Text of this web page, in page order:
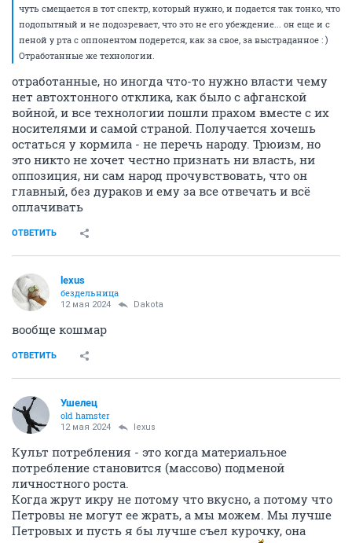
чуть смещается в тот спектр, который нужно, и подается так тонко, что
подопытный и не подозревает, что это не его убеждение... он еще и с
пеной у рта с оппонентом подерется, как за свое, за выстраданное : )
Отработанные же технологии.
отработанные, но иногда что-то нужно власти чему
нет автохтонного отклика, как было с афганской
войной, и все технологии пошли прахом вместе с их
носителями и самой страной. Получается хочешь
остаться у кормила - не перечь народу. Трюизм, но
это никто не хочет честно признать ни власть, ни
оппозиция, ни сам народ прочувствовать, что он
главный, без дураков и ему за все отвечать и всё
оплачивать
ОТВЕТИТЬ
lexus
бездельница
12 мая 2024 Dаkota
вообще кошмар
ОТВЕТИТЬ
Ушелец
old hamster
12 мая 2024 lexus
Культ потребления - это когда материальное
потребление становится (массово) подменой
личностного роста.
Когда жрут икру не потому что вкусно, а потому что
Петровы не могут ее жрать, а мы можем. Мы лучше
Петровых и пусть я бы лучше съел курочку, она